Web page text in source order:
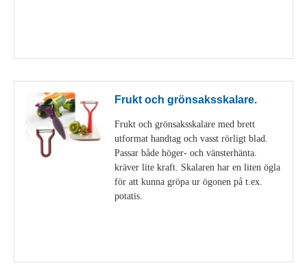
Frukt och grönsaksskalare.
Frukt och grönsaksskalare med brett
utformat handtag och vasst rörligt blad.
Passar både höger- och vänsterhänta.
kräver lite kraft. Skalaren har en liten ögla
för att kunna gröpa ur ögonen på t.ex.
potatis.